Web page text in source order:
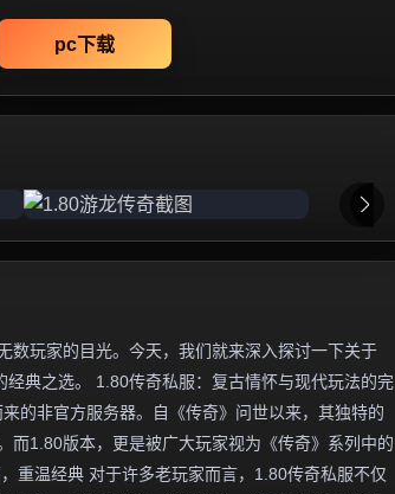
pc下载
数玩家的目光。今天，我们就来深入探讨一下关于
典之选。 1.80传奇私服：复古情怀与现代玩法的完
的非官方服务器。自《传奇》问世以来，其独特的
而1.80版本，更是被广大玩家视为《传奇》系列中的
重温经典 对于许多老玩家而言，1.80传奇私服不仅